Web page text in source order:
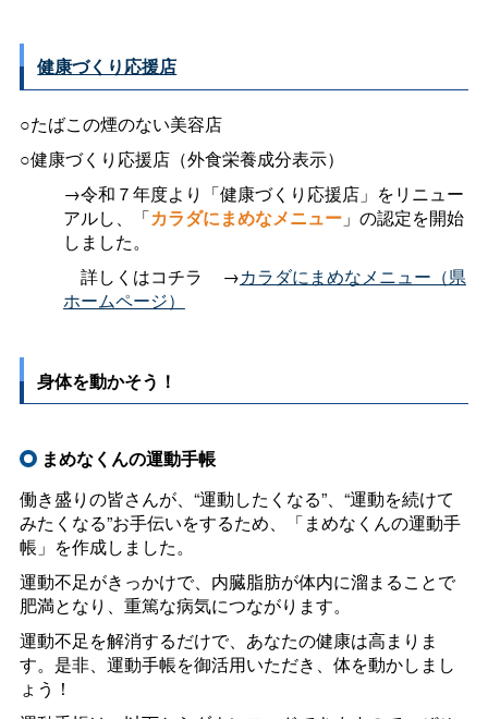
健康づくり応援店
○たばこの煙のない美容店
○健康づくり応援店（外食栄養成分表示）
→令和７年度より「健康づくり応援店」をリニュー
アルし、「カラダにまめなメニュー」の認定を開始
しました。
詳しくはコチラ →カラダにまめなメニュー（県
ホームページ）
身体を動かそう！
まめなくんの運動手帳
働き盛りの皆さんが、“運動したくなる”、“運動を続けて
みたくなる”お手伝いをするため、「まめなくんの運動手
帳」を作成しました。
運動不足がきっかけで、内臓脂肪が体内に溜まることで
肥満となり、重篤な病気につながります。
運動不足を解消するだけで、あなたの健康は高まりま
す。是非、運動手帳を御活用いただき、体を動かしまし
ょう！